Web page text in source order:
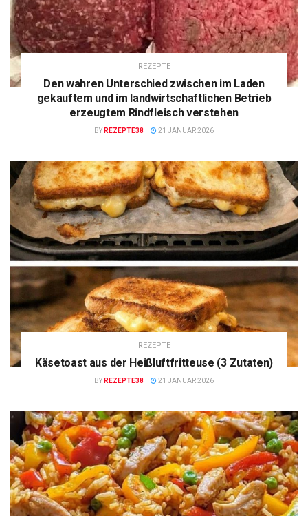
REZEPTE
Den wahren Unterschied zwischen im Laden
gekauftem und im landwirtschaftlichen Betrieb
erzeugtem Rindfleisch verstehen
BY REZEPTE38 21 JANUAR 2026
REZEPTE
Käsetoast aus der Heißluftfritteuse (3 Zutaten)
BY REZEPTE38 21 JANUAR 2026